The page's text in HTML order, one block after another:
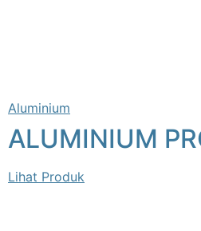
Aluminium
ALUMINIUM
Lihat Produk